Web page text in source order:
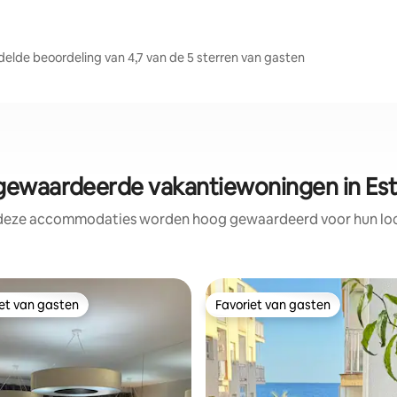
beoordeling van 4,7 van de 5 sterren van gasten
vakantiewoningen in
accommodaties worden hoog gewaardeerd voor hun
van gasten
van gasten Favoriet van gasten
Favoriet van gasten